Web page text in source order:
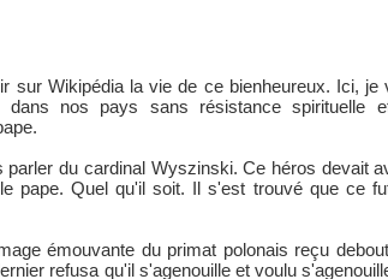
sur Wikipédia la vie de ce bienheureux. Ici, je
nos pays sans résistance spirituelle
parler du cardinal Wyszinski. Ce héros devait
pape. Quel qu'il soit. Il s'est trouvé que ce
émouvante du primat polonais reçu
refusa qu'il s'agenouille et voulu